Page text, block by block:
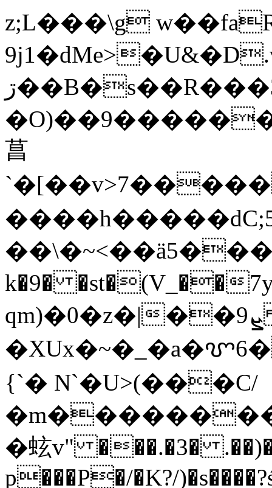
z;L���\g
ڗ��B�s��R���3
菖
k�9� �st�(V_��
qm)�0�z�|��9ܨ _Zy�
{`� N`�U>(���C/
�蚿v" ���.�3�
p���P�/�K?/